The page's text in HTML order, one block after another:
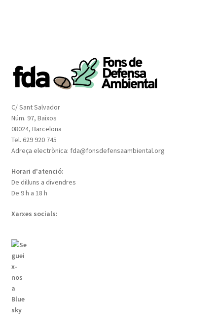
C/ Sant Salvador
Núm. 97, Baixos
08024, Barcelona
Tel. 629 920 745
Adreça electrònica: fda@fonsdefensaambiental.org
Horari d'atenció:
De dilluns a divendres
De 9 h a 18 h
Xarxes socials: